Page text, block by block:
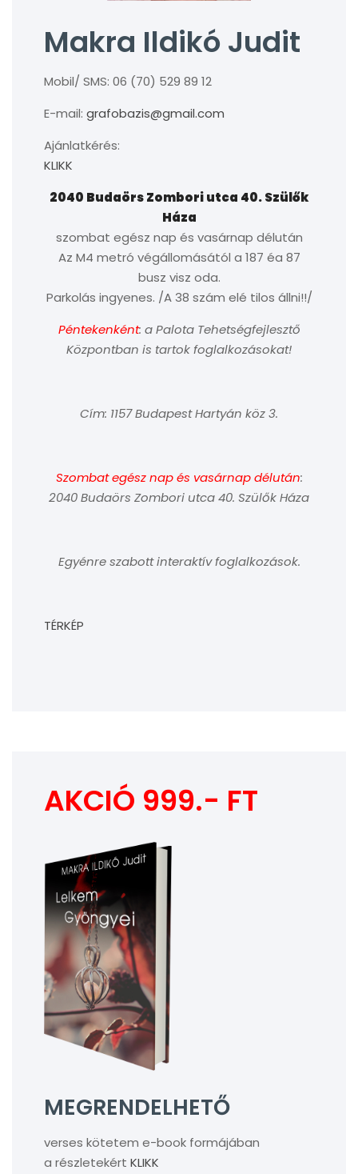
Makra Ildikó Judit
Mobil/ SMS: 06 (70) 529 89 12
E-mail: grafobazis@gmail.com
Ajánlatkérés:
KLIKK
2040 Budaörs Zombori utca 40. Szülők
Háza
szombat egész nap és vasárnap délután
Az M4 metró végállomásától a 187 éa 87
busz visz oda.
Parkolás ingyenes. /A 38 szám elé tilos állni!!/
Péntekenként: a Palota Tehetségfejlesztő
Központban is tartok foglalkozásokat!
Cím: 1157 Budapest Hartyán köz 3.
Szombat egész nap és vasárnap délután:
2040 Budaörs Zombori utca 40. Szülők Háza
Egyénre szabott interaktív foglalkozások.
TÉRKÉP
AKCIÓ 999.- FT
MEGRENDELHETŐ
verses kötetem e-book formájában
a részletekért KLIKK